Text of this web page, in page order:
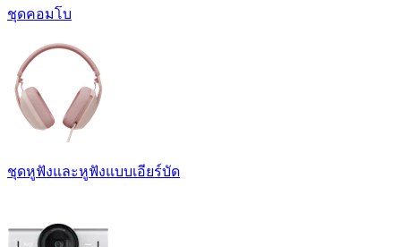
ชุดคอมโบ
ชุดหูฟังและหูฟังแบบเอียร์บัด